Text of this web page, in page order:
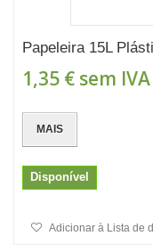
Papeleira 15L
1,35 € sem IVA
MAIS
Disponível
Adicionar à Lista de